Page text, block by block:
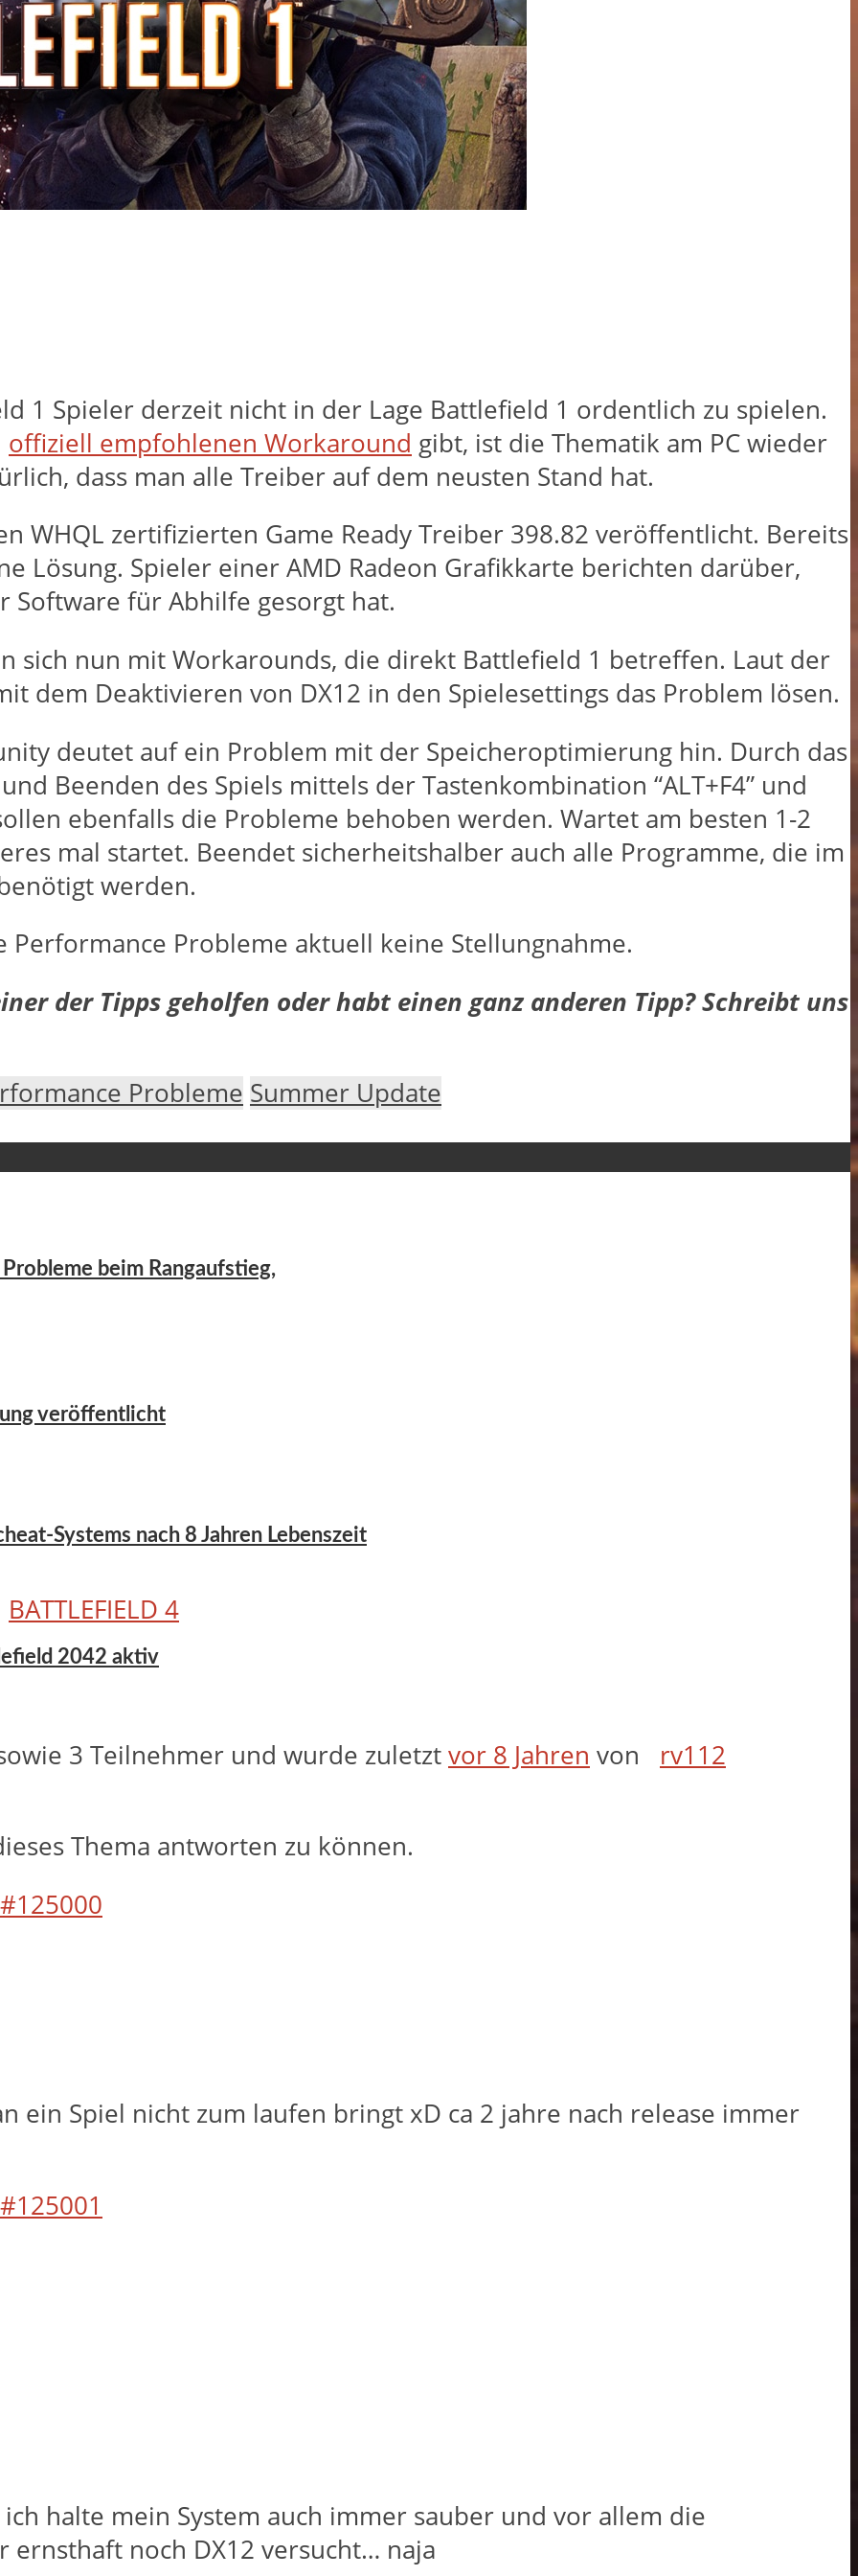
1 Spieler derzeit nicht in der Lage Battlefield 1 ordentlich zu spielen.
offiziell empfohlenen Workaround gibt, ist die Thematik am PC wieder
dass man alle Treiber auf dem neusten Stand hat.
WHQL zertifizierten Game Ready Treiber 398.82 veröffentlicht. Bereits
Lösung. Spieler einer AMD Radeon Grafikkarte berichten darüber,
Software für Abhilfe gesorgt hat.
sich nun mit Workarounds, die direkt Battlefield 1 betreffen. Laut der
dem Deaktivieren von DX12 in den Spielesettings das Problem lösen.
deutet auf ein Problem mit der Speicheroptimierung hin. Durch das
Beenden des Spiels mittels der Tastenkombination “ALT+F4” und
ebenfalls die Probleme behoben werden. Wartet am besten 1-2
mal startet. Beendet sicherheitshalber auch alle Programme, die im
werden.
Performance Probleme aktuell keine Stellungnahme.
der Tipps geholfen oder habt einen ganz anderen Tipp? Schreibt uns
Probleme Summer Update
beim Rangaufstieg,
veröffentlicht
Systems nach 8 Jahren Lebenszeit
BATTLEFIELD 4
2042 aktiv
3 Teilnehmer und wurde zuletzt vor 8 Jahren von
rv112
Thema antworten zu können.
#125000
ein Spiel nicht zum laufen bringt xD ca 2 jahre nach release immer
#125001
halte mein System auch immer sauber und vor allem die
ernsthaft noch DX12 versucht… naja